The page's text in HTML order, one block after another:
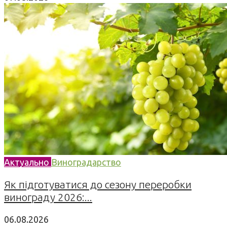
Актуально Виноградарство
Як підготуватися до сезону переробки
винограду 2026:...
06.08.2026